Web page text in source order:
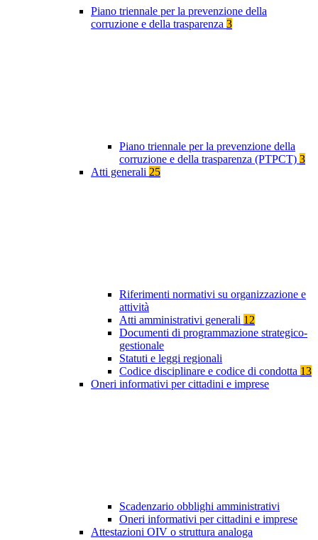
Piano triennale per la prevenzione della
corruzione e della trasparenza 3
Piano triennale per la prevenzione della
corruzione e della trasparenza (PTPCT) 3
Atti generali 25
Riferimenti normativi su organizzazione e
attività
Atti amministrativi generali 12
Documenti di programmazione strategico-
gestionale
Statuti e leggi regionali
Codice disciplinare e codice di condotta 13
Oneri informativi per cittadini e imprese
Scadenzario obblighi amministrativi
Oneri informativi per cittadini e imprese
Attestazioni OIV o struttura analoga